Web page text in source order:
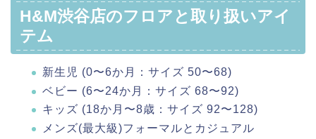
H&M渋谷店のフロアと取り扱いアイ
テム
新生児 (0〜6か月：サイズ 50〜68)
ベビー (6〜24か月：サイズ 68〜92)
キッズ (18か月〜8歳：サイズ 92〜128)
メンズ(最大級)フォーマルとカジュアル